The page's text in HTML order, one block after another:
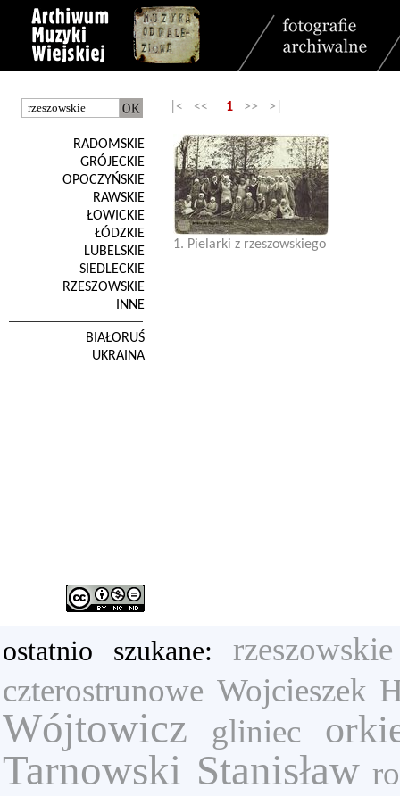
RADOMSKIE
GRÓJECKIE
OPOCZYŃSKIE
RAWSKIE
ŁOWICKIE
ŁÓDZKIE
LUBELSKIE
SIEDLECKIE
RZESZOWSKIE
INNE
BIAŁORUŚ
UKRAINA
|< << 1 >> >|
1. Pielarki z rzeszowskiego
ostatnio szukane: rzeszowskie
czterostrunowe Wojcieszek
Wójtowicz gliniec
Tarnowski Stanisław